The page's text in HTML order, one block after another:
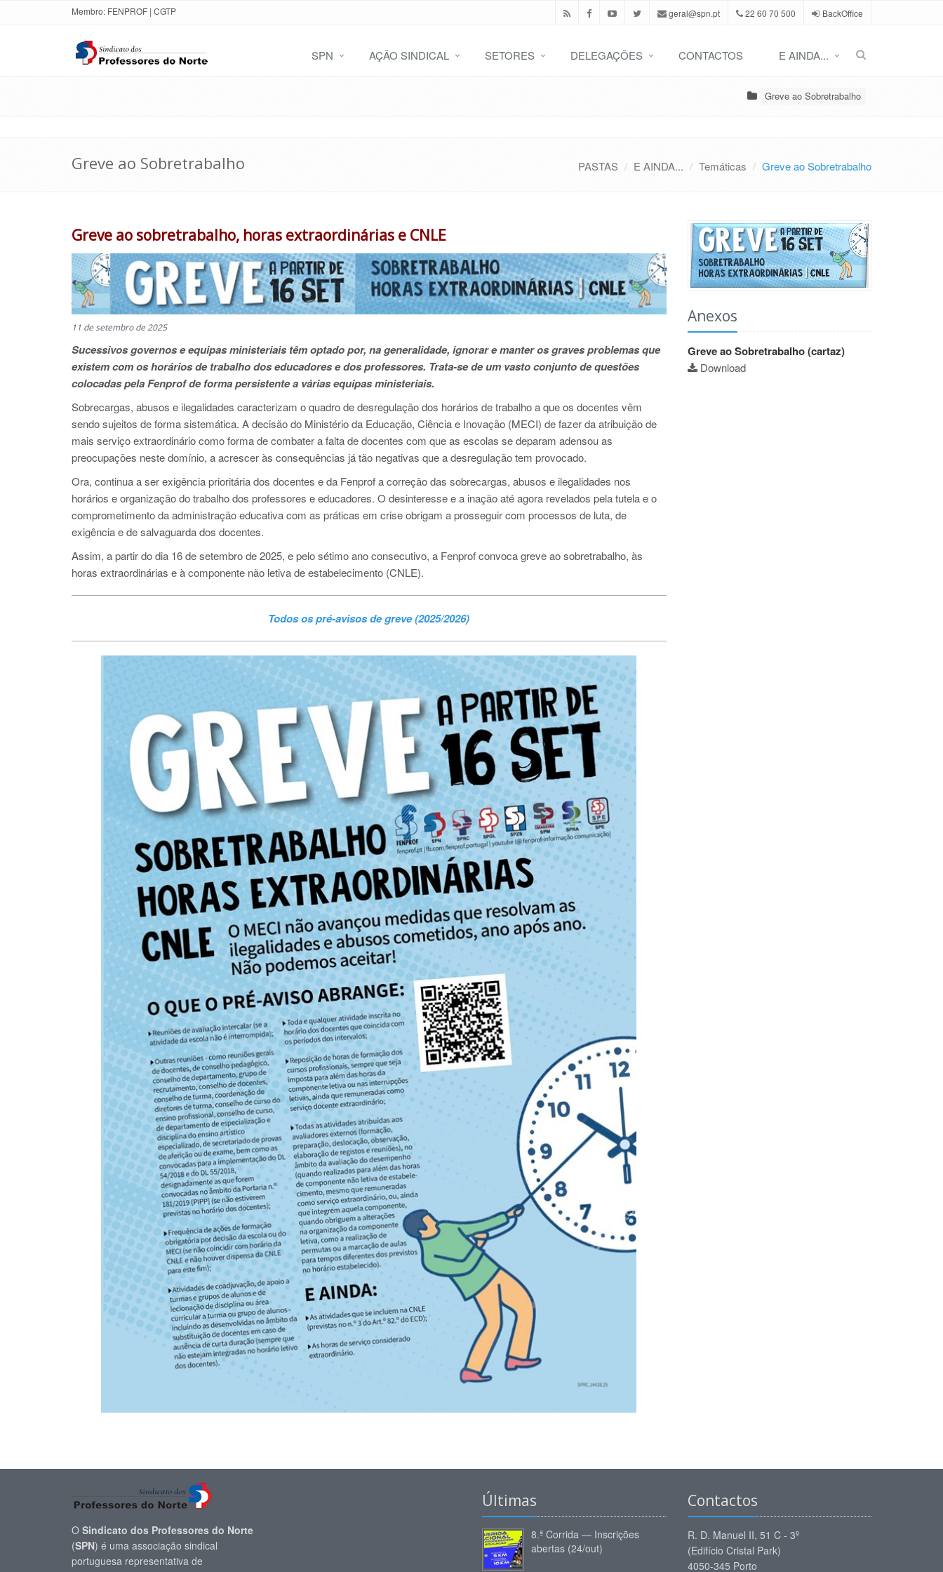
Membro: FENPROF | CGTP geral@spn.pt 22 60 70 500 BackOffice
SPN AÇÃO SINDICAL SETORES DELEGAÇÕES CONTACTOS E AINDA...
Greve ao Sobretrabalho
Greve ao Sobretrabalho PASTAS E AINDA... Temáticas Greve ao Sobretrabalho
Greve ao sobretrabalho, horas extraordinárias e CNLE
11 de setembro de 2025
Sucessivos governos e equipas ministeriais têm optado por, na generalidade, ignorar e manter os graves problemas que
existem com os horários de trabalho dos educadores e dos professores. Trata-se de um vasto conjunto de questões
colocadas pela Fenprof de forma persistente a várias equipas ministeriais.
Sobrecargas, abusos e ilegalidades caracterizam o quadro de desregulação dos horários de trabalho a que os docentes vêm
sendo sujeitos de forma sistemática. A decisão do Ministério da Educação, Ciência e Inovação (MECI) de fazer da atribuição de
mais serviço extraordinário como forma de combater a falta de docentes com que as escolas se deparam adensou as
preocupações neste domínio, a acrescer às consequências já tão negativas que a desregulação tem provocado.
Ora, continua a ser exigência prioritária dos docentes e da Fenprof a correção das sobrecargas, abusos e ilegalidades nos
horários e organização do trabalho dos professores e educadores. O desinteresse e a inação até agora revelados pela tutela e o
comprometimento da administração educativa com as práticas em crise obrigam a prosseguir com processos de luta, de
exigência e de salvaguarda dos docentes.
Assim, a partir do dia 16 de setembro de 2025, e pelo sétimo ano consecutivo, a Fenprof convoca greve ao sobretrabalho, às
horas extraordinárias e à componente não letiva de estabelecimento (CNLE).
Todos os pré-avisos de greve (2025/2026)
Anexos
Greve ao Sobretrabalho (cartaz)
Download
O Sindicato dos Professores do Norte
(SPN) é uma associação sindical
portuguesa representativa de
Últimas
8.ª Corrida — Inscrições
abertas (24/out)
Contactos
R. D. Manuel II, 51 C - 3º
(Edifício Cristal Park)
4050-345 Porto